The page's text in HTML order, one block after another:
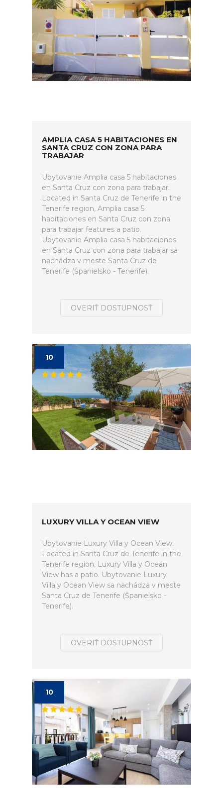
AMPLIA CASA 5 HABITACIONES EN
SANTA CRUZ CON ZONA PARA
TRABAJAR
Ubytovanie Amplia casa 5 habitaciones
en Santa Cruz con zona para trabajar.
Located in Santa Cruz de Tenerife in the
Tenerife region, Amplia casa 5
habitaciones en Santa Cruz con zona
para trabajar features a patio.
Ubytovanie Amplia casa 5 habitaciones
en Santa Cruz con zona para trabajar sa
nachádza v meste Santa Cruz de
Tenerife (Španielsko - Tenerife).
OVERIŤ DOSTUPNOSŤ
10
LUXURY VILLA Y OCEAN VIEW
Ubytovanie Luxury Villa y Ocean View.
Located in Santa Cruz de Tenerife in the
Tenerife region, Luxury Villa y Ocean
View has a patio. Ubytovanie Luxury
Villa y Ocean View sa nachádza v meste
Santa Cruz de Tenerife (Španielsko -
Tenerife).
OVERIŤ DOSTUPNOSŤ
10